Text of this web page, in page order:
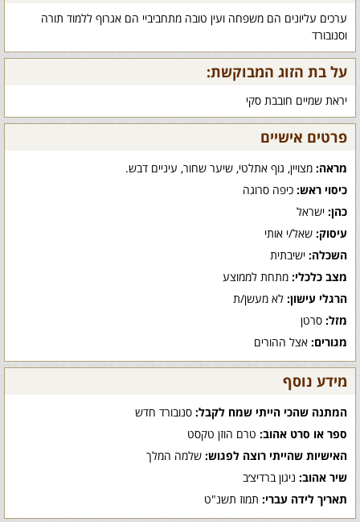
ערכים עליונים הם משפחה ועין טובה מתחביביי הם אגרוף ללמוד תורה
וסנובורד
על בת הזוג המבוקשת:
יראת שמיים חובבת סקי
פרטים אישיים
מראה: מצויין, גוף אתלטי, שיער שחור, עיניים דבש.
כיסוי ראש: כיפה סרוגה
כהן: ישראל
עיסוק: שאל/י אותי
השכלה: ישיבתית
מצב כלכלי: מתחת לממוצע
הרגלי עישון: לא מעשן/ת
מזל: סרטן
מגורים: אצל ההורים
מידע נוסף
המתנה שהכי הייתי שמח לקבל: סנובורד חדש
ספר או סרט אהוב: טרם הוזן טקסט
האישיות שהייתי רוצה לפגוש: שלמה המלך
שיר אהוב: ניגון ברדיצ׳ב
תאריך לידה עברי: תמוז תשנ"ט